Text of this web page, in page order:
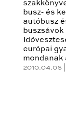
busz- és
autóbusz
buszsávok
európai
mondanak
2010.04.06 |